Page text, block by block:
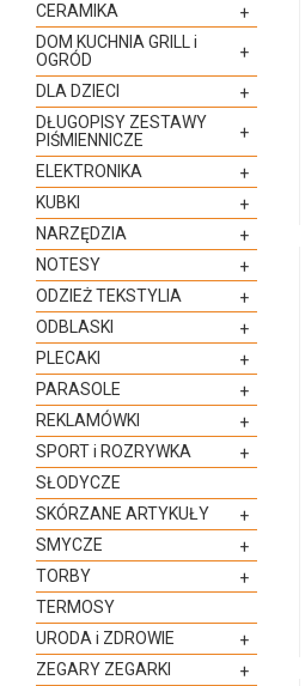
CERAMIKA
+
DOM KUCHNIA GRILL i
OGRÓD
+
DLA DZIECI
+
DŁUGOPISY ZESTAWY
PIŚMIENNICZE
+
ELEKTRONIKA
+
KUBKI
+
NARZĘDZIA
+
NOTESY
+
ODZIEŻ TEKSTYLIA
+
ODBLASKI
+
PLECAKI
+
PARASOLE
+
REKLAMÓWKI
+
SPORT i ROZRYWKA
+
SŁODYCZE
SKÓRZANE ARTYKUŁY
+
SMYCZE
+
TORBY
+
TERMOSY
URODA i ZDROWIE
+
ZEGARY ZEGARKI
+